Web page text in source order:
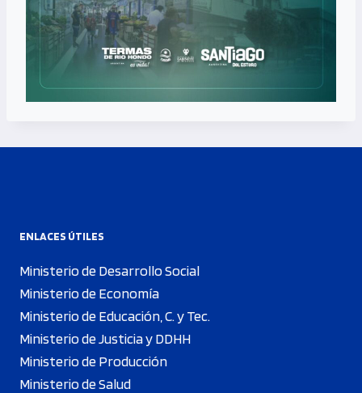
ENLACES ÚTILES
Ministerio de Desarrollo Social
Ministerio de Economía
Ministerio de Educación, C. y Tec.
Ministerio de Justicia y DDHH
Ministerio de Producción
Ministerio de Salud